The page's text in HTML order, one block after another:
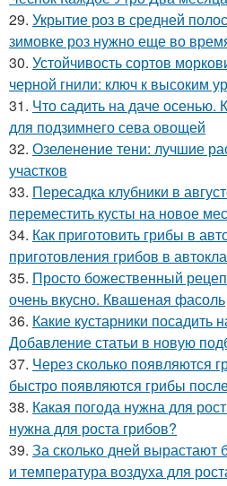
29. Укрытие роз в средней
зимовке роз нужно еще во
30. Устойчивость сортов
черной гнили: ключ к высоким
31. Что садить на даче осенью.
для подзимнего сева овощей
32. Озеленение тени: лучшие
участков
33. Пересадка клубники в
переместить кусты на новое
34. Как приготовить грибы в
приготовления грибов в
35. Просто божественный
очень вкусно. Квашеная фасоль
36. Какие кустарники посадить
Добавление статьи в новую
37. Через сколько появляются
быстро появляются грибы
38. Какая погода нужна для
нужна для роста грибов?
39. За сколько дней вырастают
и температура воздуха для